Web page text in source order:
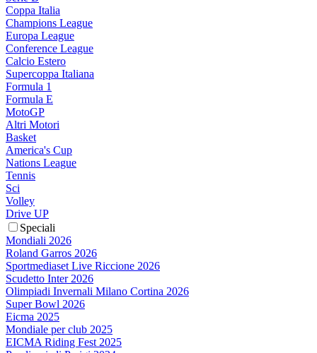
Coppa Italia
Champions League
Europa League
Conference League
Calcio Estero
Supercoppa Italiana
Formula 1
Formula E
MotoGP
Altri Motori
Basket
America's Cup
Nations League
Tennis
Sci
Volley
Drive UP
Speciali
Mondiali 2026
Roland Garros 2026
Sportmediaset Live Riccione 2026
Scudetto Inter 2026
Olimpiadi Invernali Milano Cortina 2026
Super Bowl 2026
Eicma 2025
Mondiale per club 2025
EICMA Riding Fest 2025